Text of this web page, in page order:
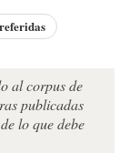
al corpus de
publicadas
lo que debe